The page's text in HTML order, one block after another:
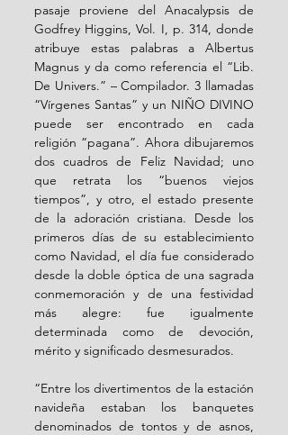
pasaje proviene del Anacalypsis de
Godfrey Higgins, Vol. I, p. 314, donde
atribuye estas palabras a Albertus
Magnus y da como referencia el “Lib.
De Univers.” – Compilador. 3 llamadas
“Vírgenes Santas” y un NIÑO DIVINO
puede ser encontrado en cada
religión “pagana”. Ahora dibujaremos
dos cuadros de Feliz Navidad; uno
que retrata los “buenos viejos
tiempos”, y otro, el estado presente
de la adoración cristiana. Desde los
primeros días de su establecimiento
como Navidad, el día fue considerado
desde la doble óptica de una sagrada
conmemoración y de una festividad
más alegre: fue igualmente
determinada como de devoción,
mérito y significado desmesurados.
“Entre los divertimentos de la estación
navideña estaban los banquetes
denominados de tontos y de asnos,